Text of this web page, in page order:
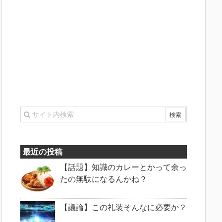
最近の投稿
【話題】知識のカレーとかって余っ
たの無駄になるんかね？
【議論】この礼装そんなに必要か？